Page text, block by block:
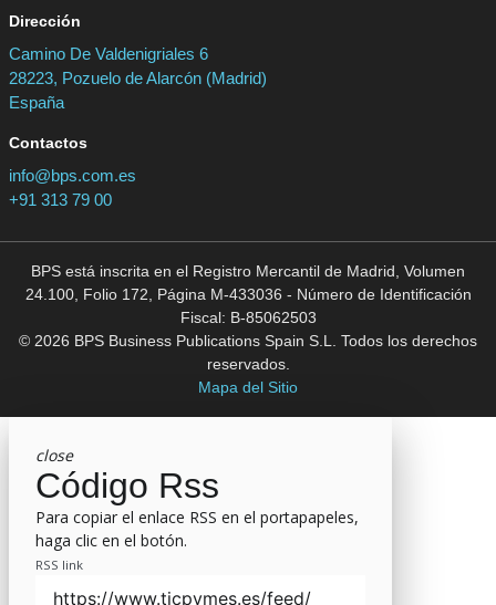
Dirección
Camino De Valdenigriales 6
28223, Pozuelo de Alarcón (Madrid)
España
Contactos
info@bps.com.es
+91 313 79 00
BPS está inscrita en el Registro Mercantil de Madrid, Volumen
24.100, Folio 172, Página M-433036 - Número de Identificación
Fiscal: B-85062503
© 2026 BPS Business Publications Spain S.L. Todos los derechos
reservados.
Mapa del Sitio
close
Código Rss
Para copiar el enlace RSS en el portapapeles,
haga clic en el botón.
RSS link